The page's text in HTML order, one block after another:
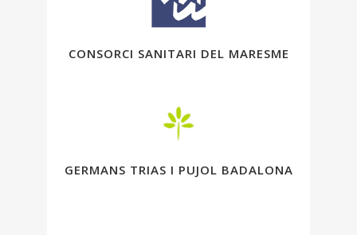
CONSORCI SANITARI DEL MARESME
GERMANS TRIAS I PUJOL BADALONA